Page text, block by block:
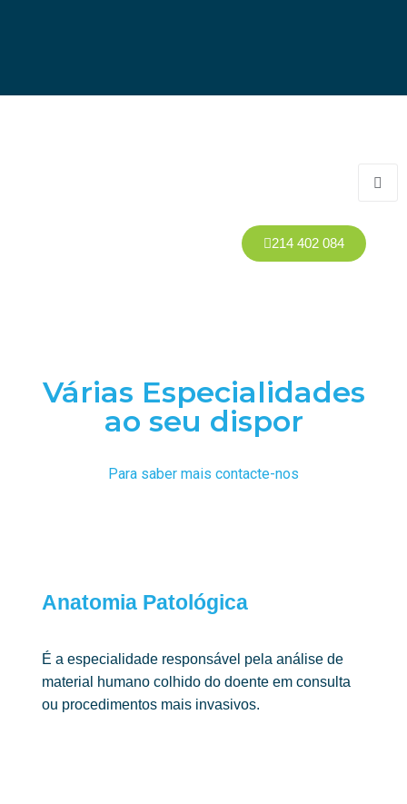
214 402 084
Várias Especialidades
ao seu dispor
Para saber mais contacte-nos
Anatomia Patológica
É a especialidade responsável pela análise de
material humano colhido do doente em consulta
ou procedimentos mais invasivos.